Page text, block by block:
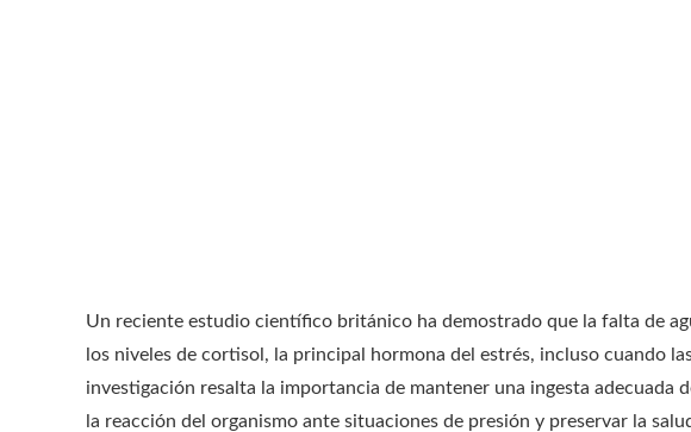
Un reciente estudio científico británico ha demostrado que la falta de
los niveles de cortisol, la principal hormona del estrés, incluso cuando
investigación resalta la importancia de mantener una ingesta adecuada
la reacción del organismo ante situaciones de presión y preservar la